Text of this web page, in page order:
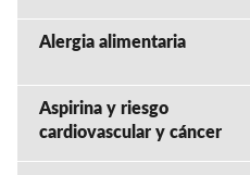
Alergia alimentaria
Aspirina y riesgo
cardiovascular y cáncer